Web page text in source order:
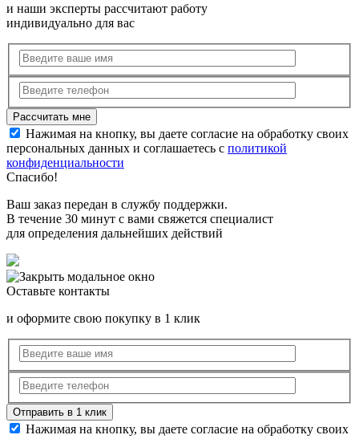
и наши эксперты рассчитают работу
индивидуально для вас
Нажимая на кнопку, вы даете согласие на обработку своих
персональных данных и соглашаетесь с политикой
конфиденциальности
Спасибо!
Ваш заказ передан в службу поддержки.
В течение 30 минут с вами свяжется специалист
для определения дальнейших действий
Оставьте контакты
и оформите свою покупку в 1 клик
Нажимая на кнопку, вы даете согласие на обработку своих